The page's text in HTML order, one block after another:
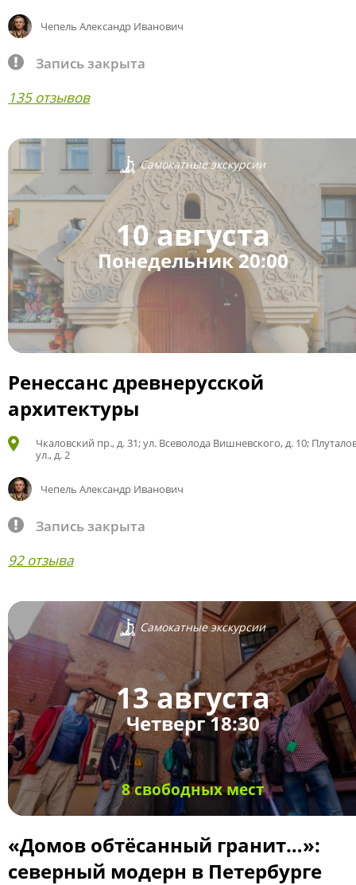
Чепель Александр Иванович
Запись закрыта
135 отзывов
Самокатные экскурсии
10 августа
Понедельник 20:00
Ренессанс древнерусской
архитектуры
Чкаловский пр., д. 31; ул. Всеволода Вишневского, д. 10;
ул., д. 2
Чепель Александр Иванович
Запись закрыта
92 отзыва
Самокатные экскурсии
13 августа
Четверг 18:30
8 свободных мест
«Домов обтёсанный гранит…»:
северный модерн в Петербурге